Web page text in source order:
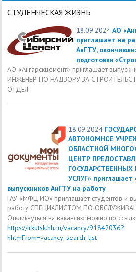
СТУДЕНЧЕСКАЯ ЖИЗНЬ
18.09.2024 АО
приглашает на
АнГТУ,
подготовки
АО «Ангарскцемент» приглашает
ИНЖЕНЕР ПО НАДЗОРУ ЗА
ОТДЕЛ
18.09.2024
АВТОНОМНОЕ
ОБЛАСТНОЙ
ЦЕНТР
УСЛУГ» приглашает
выпускников АнГТУ на работу
ГАУ «МФЦ ИО» приглашает студентов и
работу СПЕЦИАЛИСТОМ ПО
Откликнуться на вакансию можно по
https://irkutsk.hh.ru/vacancy/91842036?
hhtmFrom=vacancy_search_list